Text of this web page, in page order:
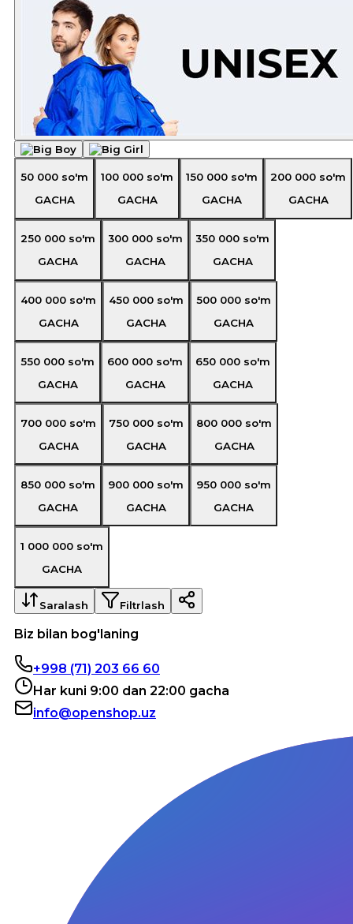
50 000 so'm
GACHA
100 000 so'm
GACHA
150 000 so'm
GACHA
200 000 so'm
GACHA
250 000 so'm
GACHA
300 000 so'm
GACHA
350 000 so'm
GACHA
400 000 so'm
GACHA
450 000 so'm
GACHA
500 000 so'm
GACHA
550 000 so'm
GACHA
600 000 so'm
GACHA
650 000 so'm
GACHA
700 000 so'm
GACHA
750 000 so'm
GACHA
800 000 so'm
GACHA
850 000 so'm
GACHA
900 000 so'm
GACHA
950 000 so'm
GACHA
1 000 000 so'm
GACHA
Saralash Filtrlash
Biz bilan bog'laning
+998 (71) 203 66 60
Har kuni 9:00 dan 22:00 gacha
info@openshop.uz